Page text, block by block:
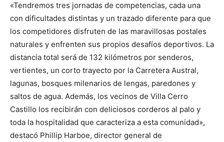
«Tendremos tres jornadas de competencias, cada una
con dificultades distintas y un trazado diferente para que
los competidores disfruten de las maravillosas postales
naturales y enfrenten sus propios desafíos deportivos. La
distancia total será de 132 kilómetros por senderos,
vertientes, un corto trayecto por la Carretera Austral,
lagunas, bosques milenarios de lengas, paredones y
saltos de agua. Además, los vecinos de Villa Cerro
Castillo los recibirán con deliciosos corderos al palo y
toda la hospitalidad que caracteriza a esta comunidad»,
destacó Phillip Harboe, director general de